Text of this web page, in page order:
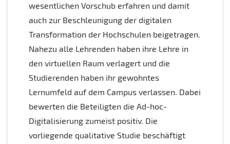
wesentlichen Vorschub erfahren und damit
auch zur Beschleunigung der digitalen
Transformation der Hochschulen beigetragen.
Nahezu alle Lehrenden haben ihre Lehre in
den virtuellen Raum verlagert und die
Studierenden haben ihr gewohntes
Lernumfeld auf dem Campus verlassen. Dabei
bewerten die Beteiligten die Ad-hoc-
Digitalisierung zumeist positiv. Die
vorliegende qualitative Studie beschäftigt